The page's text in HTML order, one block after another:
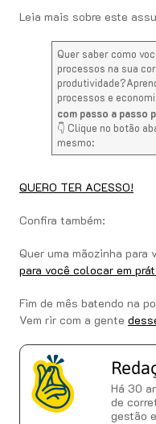
Leia mais sobre este
Quer saber como
processos na sua
processos e
com passo a passo
👇 Clique no botão
mesmo:
QUERO TER ACESSO!
Confira também:
Quer uma mãozinha para
para você colocar em
Fim de mês batendo na
Vem rir com a gente
Há 30
de
gestão